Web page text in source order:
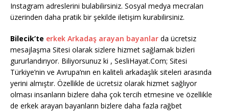
Instagram adreslerini bulabilirsiniz. Sosyal medya mecraları
üzerinden daha pratik bir şekilde iletişim kurabilirsiniz.
Bilecik’te erkek Arkadaş arayan bayanlar da ücretsiz
mesajlaşma Sitesi olarak sizlere hizmet sağlamak bizleri
gururlandırıyor. Biliyorsunuz ki , SesliHayat.Com; Sitesi
Türkiye’nin ve Avrupa’nın en kaliteli arkadaşlık siteleri arasında
yerini almıştır. Özellikle de ücretsiz olarak hizmet sağlıyor
olması insanların bizlere daha çok tercih etmesine ve özellikle
de erkek arayan bayanların bizlere daha fazla rağbet